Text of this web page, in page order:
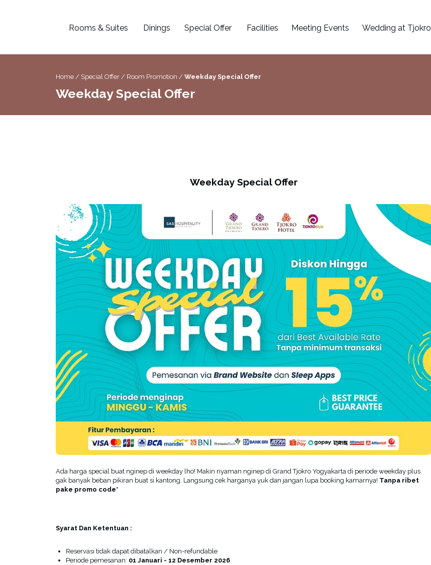
Rooms & Suites Dinings Special Offer Facilities Meeting Events Wedding at Tjokro
Home / Special Offer / Room Promotion / Weekday Special Offer
Weekday Special Offer
Weekday Special Offer
Ada harga special buat nginep di weekday lho! Makin nyaman nginep di Grand Tjokro Yogyakarta di periode weekday plus
gak banyak beban pikiran buat si kantong. Langsung cek harganya yuk dan jangan lupa booking kamarnya! Tanpa ribet
pake promo code*
Syarat Dan Ketentuan :
Reservasi tidak dapat dibatalkan / Non-refundable
Periode pemesanan: 01 Januari - 12 Desember 2026